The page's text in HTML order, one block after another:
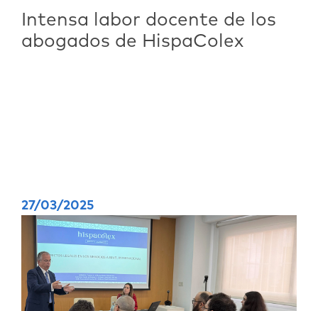
Intensa labor docente de los
abogados de HispaColex
27/03/2025